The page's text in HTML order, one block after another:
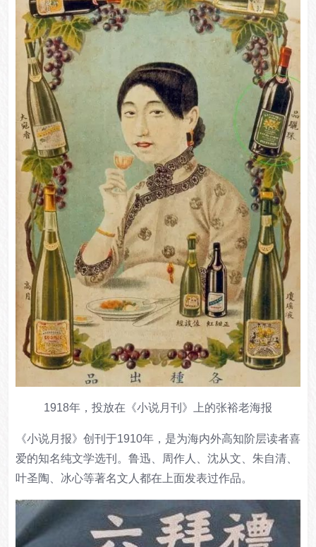
1918年，投放在《小说月刊》上的张裕老海报
《小说月报》创刊于1910年，是为海内外高知阶层读者喜
爱的知名纯文学选刊。鲁迅、周作人、沈从文、朱自清、
叶圣陶、冰心等著名文人都在上面发表过作品。